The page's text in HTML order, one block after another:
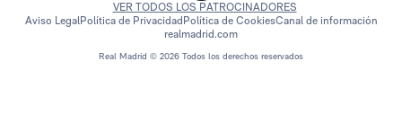
Real Madrid © 2026 Todos los derechos reservados
VER TODOS LOS PATROCINADORES
Aviso LegalPolítica de Privacidad Política de CookiesCanal de información
realmadrid.com